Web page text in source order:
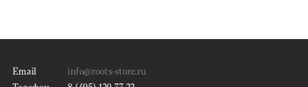
Email
info@roots-store.ru